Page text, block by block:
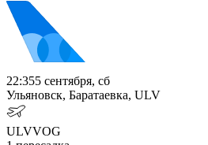
22:355 сентября, сб
Ульяновск, Баратаевка, ULV
ULVVOG